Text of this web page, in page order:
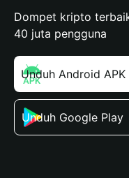
Dompet kripto
40 juta pengguna
Unduh Android APK
Unduh Google Play